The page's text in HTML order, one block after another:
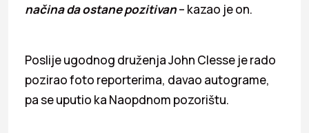
načina da ostane pozitivan– kazao je on.
Poslije ugodnog druženja John Clesse je rado
pozirao foto reporterima, davao autograme,
pa se uputio ka Naopdnom pozorištu.